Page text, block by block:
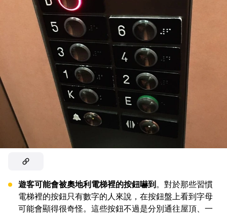
遊客可能會被奧地利電梯裡的按鈕嚇到 。對於那些習慣
電梯裡的按鈕只有數字的人來說，在按鈕盤上看到字母
可能會顯得很奇怪。這些按鈕不過是分別通往屋頂、一